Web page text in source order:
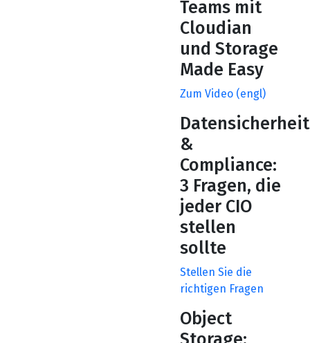
Teams mit
Cloudian
und Storage
Made Easy
Zum Video (engl)
Datensicherheit
&
Compliance:
3 Fragen, die
jeder CIO
stellen
sollte
Stellen Sie die
richtigen Fragen
Object